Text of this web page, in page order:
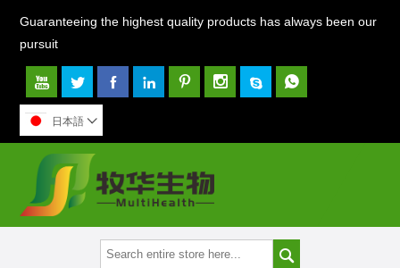
Guaranteeing the highest quality products has always been our
pursuit
       
日本語 
